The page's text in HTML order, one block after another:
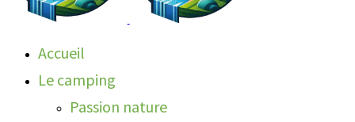
Accueil
Le camping
Passion nature